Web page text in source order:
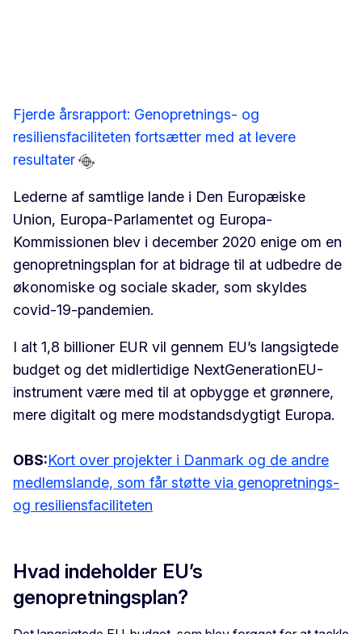
Fjerde årsrapport: Genopretnings- og
resiliensfaciliteten fortsætter med at levere
resultater
Lederne af samtlige lande i Den Europæiske
Union, Europa-Parlamentet og Europa-
Kommissionen blev i december 2020 enige om en
genopretningsplan for at bidrage til at udbedre de
økonomiske og sociale skader, som skyldes
covid-19-pandemien.
I alt 1,8 billioner EUR vil gennem EU’s langsigtede
budget og det midlertidige NextGenerationEU-
instrument være med til at opbygge et grønnere,
mere digitalt og mere modstandsdygtigt Europa.
OBS:Kort over projekter i Danmark og de andre
medlemslande, som får støtte via genopretnings-
og resiliensfaciliteten
Hvad indeholder EU’s
genopretningsplan?